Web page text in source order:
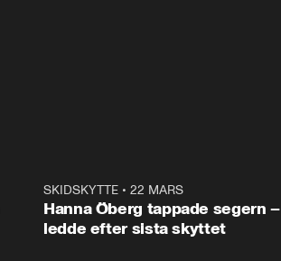
SKIDSKYTTE• 22 MARS
Hanna Öberg tappade segern –
ledde efter sista skyttet